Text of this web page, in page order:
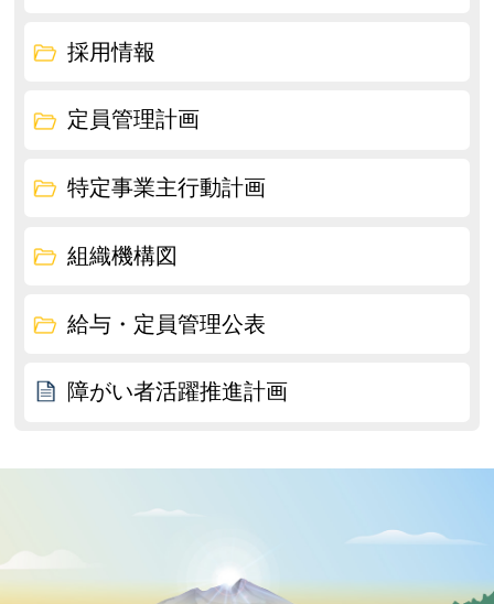
採用情報
定員管理計画
特定事業主行動計画
組織機構図
給与・定員管理公表
障がい者活躍推進計画